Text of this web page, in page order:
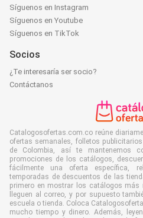
Síguenos en Instagram
Síguenos en Youtube
Síguenos en TikTok
Socios
¿Te interesaría ser socio?
Contáctanos
Catalogosofertas.com.co reúne
ofertas semanales, folletos
de Colombia, así te mantenemos
promociones de los catálogos,
fácilmente una oferta específica,
temporadas de descuentos de las
primero en mostrar los catálogos más
lleguen al correo, y por supuesto
escuela o tienda. Coloca
mucho tiempo y dinero. Además,